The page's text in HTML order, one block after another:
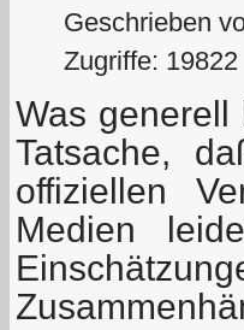
Geschrieben
Zugriffe: 19822
Was
Tatsache,
offiziellen
Medien